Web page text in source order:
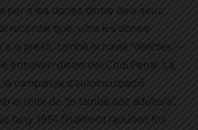
per a les dones dintre dels seus
recordar que, ultra les dones
la presó, també hi havia “delictes” -
entraven dintre del Codi Penal. La
campanya d’autoinculpació
el rètol de “jo també sóc adúltera”,
l’any 1981 finalment l’adulteri fos